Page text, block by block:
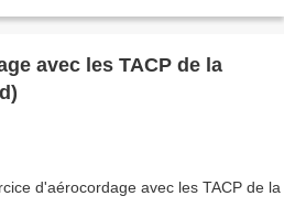
avec les TACP de la